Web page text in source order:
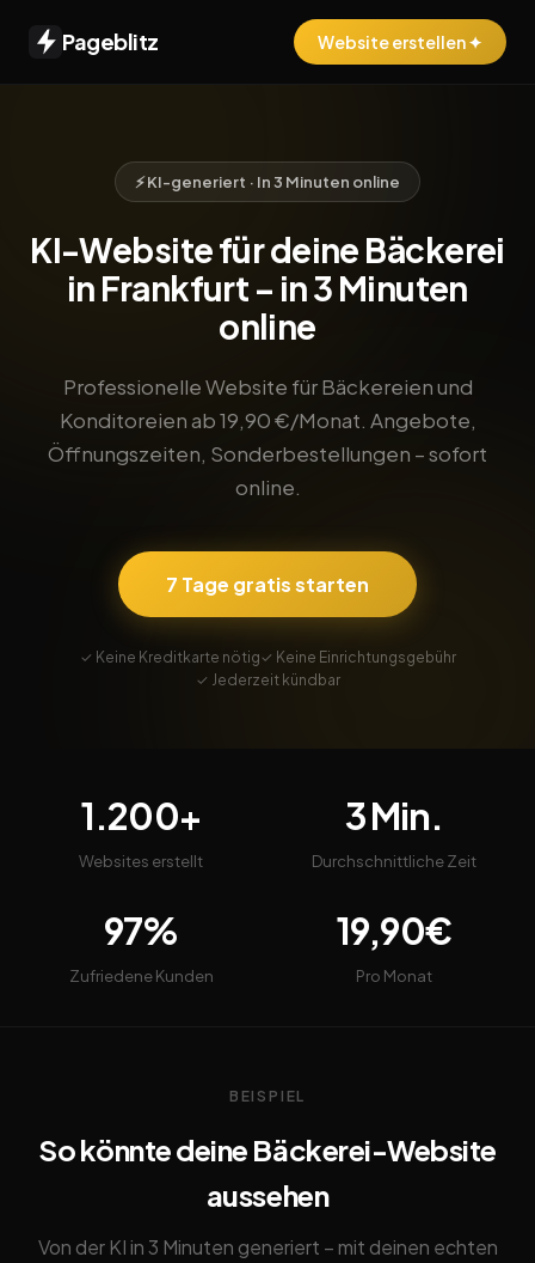
Pageblitz Website erstellen ✦
⚡ KI-generiert · In 3 Minuten online
KI-Website für deine Bäckerei
in Frankfurt – in 3 Minuten
online
Professionelle Website für Bäckereien und
Konditoreien ab 19,90 €/Monat. Angebote,
Öffnungszeiten, Sonderbestellungen – sofort
online.
7 Tage gratis starten
✓ Keine Kreditkarte nötig✓ Keine Einrichtungsgebühr
✓ Jederzeit kündbar
1.200+
Websites erstellt
3 Min.
Durchschnittliche Zeit
97%
Zufriedene Kunden
19,90€
Pro Monat
BEISPIEL
So könnte deine Bäckerei-Website
aussehen
Von der KI in 3 Minuten generiert – mit deinen echten